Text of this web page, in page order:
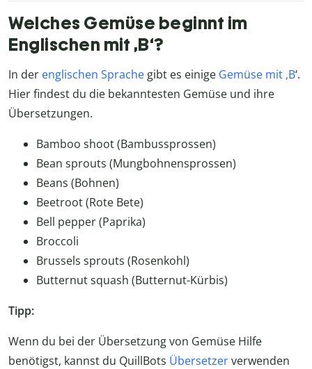
Welches Gemüse beginnt im
Englischen mit ,B‘?
In der englischen Sprache gibt es einige Gemüse mit ,B‘.
Hier findest du die bekanntesten Gemüse und ihre
Übersetzungen.
Bamboo shoot (Bambussprossen)
Bean sprouts (Mungbohnensprossen)
Beans (Bohnen)
Beetroot (Rote Bete)
Bell pepper (Paprika)
Broccoli
Brussels sprouts (Rosenkohl)
Butternut squash (Butternut-Kürbis)
Tipp:
Wenn du bei der Übersetzung von Gemüse Hilfe
benötigst, kannst du QuillBots Übersetzerverwenden